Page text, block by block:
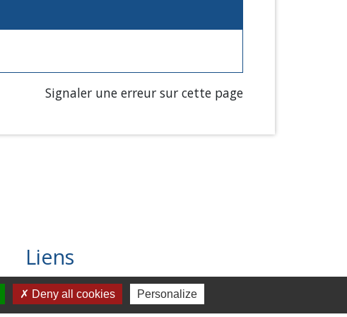
Signaler une erreur sur cette page
Liens
Chartres Métropole
Deny all cookies Personalize